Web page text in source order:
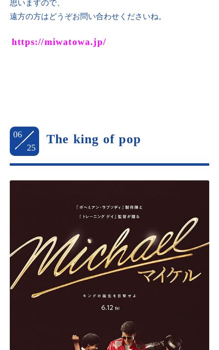
思いますので、
遠方の方はどうぞお問い合わせくださいね。
https://miwatowa.jp/
06
25
The king of pop